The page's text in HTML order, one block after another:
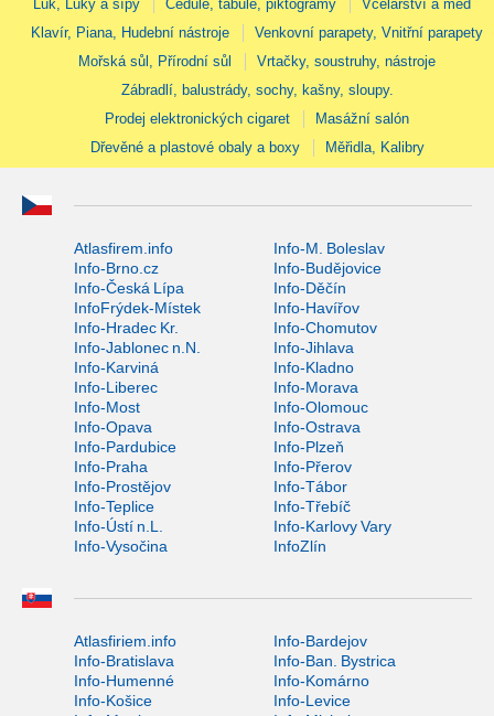
Luk, Luky a šípy Cedule, tabule, piktogramy
Včelařství a med
Klavír, Piana, Hudební nástroje
Venkovní parapety, Vnitřní parapety
Mořská sůl, Přírodní sůl
Vrtačky, soustruhy, nástroje
Zábradlí, balustrády, sochy, kašny, sloupy.
Prodej elektronických cigaret
Masážní salón
Dřevěné a plastové obaly a boxy
Měřidla, Kalibry
Atlasfirem.info
Info-M. Boleslav
Info-Brno.cz
Info-Budějovice
Info-Česká Lípa
Info-Děčín
InfoFrýdek-Místek
Info-Havířov
Info-Hradec Kr.
Info-Chomutov
Info-Jablonec n.N.
Info-Jihlava
Info-Karviná
Info-Kladno
Info-Liberec
Info-Morava
Info-Most
Info-Olomouc
Info-Opava
Info-Ostrava
Info-Pardubice
Info-Plzeň
Info-Praha
Info-Přerov
Info-Prostějov
Info-Tábor
Info-Teplice
Info-Třebíč
Info-Ústí n.L.
Info-Karlovy Vary
Info-Vysočina
InfoZlín
Atlasfiriem.info
Info-Bardejov
Info-Bratislava
Info-Ban. Bystrica
Info-Humenné
Info-Komárno
Info-Košice
Info-Levice